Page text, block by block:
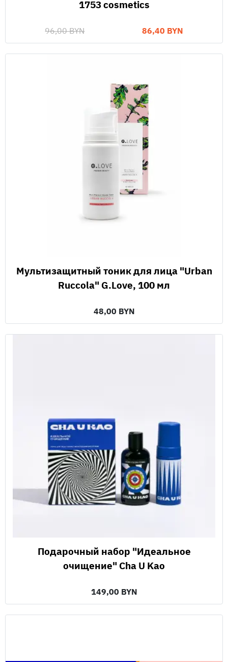
1753 cosmetics
96,00 BYN 86,40 BYN
Мультизащитный тоник для лица "Urban
Ruccola" G.Love, 100 мл
48,00 BYN
Подарочный набор "Идеальное
очищение" Cha U Kao
149,00 BYN